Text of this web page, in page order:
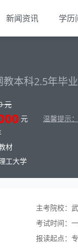
新闻资讯 学历
教本科2.5年毕业
元
元
温馨提示
材
工大学
主考院校：
考试时间：
报读起点：